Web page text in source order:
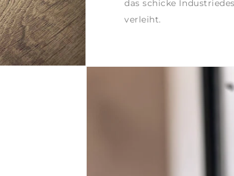
das schicke
verleiht.